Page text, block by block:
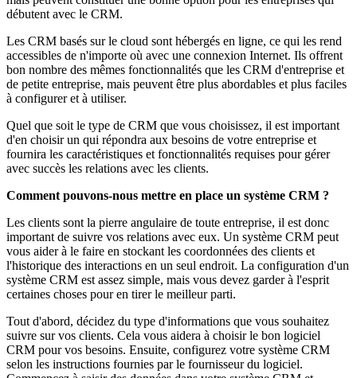
débutent avec le CRM.
Les CRM basés sur le cloud sont hébergés en ligne, ce qui les rend
accessibles de n'importe où avec une connexion Internet. Ils offrent
bon nombre des mêmes fonctionnalités que les CRM d'entreprise et
de petite entreprise, mais peuvent être plus abordables et plus faciles
à configurer et à utiliser.
Quel que soit le type de CRM que vous choisissez, il est important
d'en choisir un qui répondra aux besoins de votre entreprise et
fournira les caractéristiques et fonctionnalités requises pour gérer
avec succès les relations avec les clients.
Comment pouvons-nous mettre en place un système CRM ?
Les clients sont la pierre angulaire de toute entreprise, il est donc
important de suivre vos relations avec eux. Un système CRM peut
vous aider à le faire en stockant les coordonnées des clients et
l'historique des interactions en un seul endroit. La configuration d'un
système CRM est assez simple, mais vous devez garder à l'esprit
certaines choses pour en tirer le meilleur parti.
Tout d'abord, décidez du type d'informations que vous souhaitez
suivre sur vos clients. Cela vous aidera à choisir le bon logiciel
CRM pour vos besoins. Ensuite, configurez votre système CRM
selon les instructions fournies par le fournisseur du logiciel.